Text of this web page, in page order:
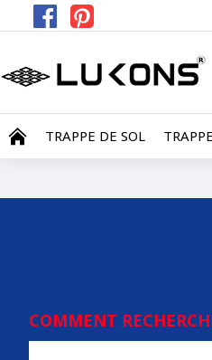
TRAPPE DE SOL
COMMENT